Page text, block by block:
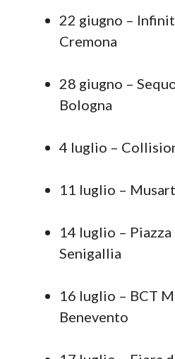
22 giugno –
Cremona
28 giugno –
Bologna
4 luglio –
11 luglio –
14 luglio –
Senigallia
16 luglio – BCT
Benevento